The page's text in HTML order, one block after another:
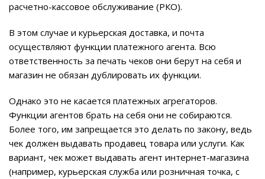
расчетно-кассовое обслуживание (РКО).
В этом случае и курьерская доставка, и почта
осуществляют функции платежного агента. Всю
ответственность за печать чеков они берут на себя и
магазин не обязан дублировать их функции.
Однако это не касается платежных агрегаторов.
Функции агентов брать на себя они не собираются.
Более того, им запрещается это делать по закону, ведь
чек должен выдавать продавец товара или услуги. Как
вариант, чек может выдавать агент интернет-магазина
(например, курьерская служба или розничная точка, с